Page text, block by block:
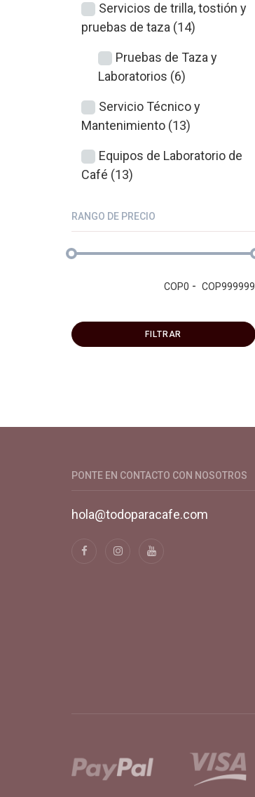
Servicios de trilla, tostión y
pruebas de taza (14)
Pruebas de Taza y
Laboratorios (6)
Servicio Técnico y
Mantenimiento (13)
Equipos de Laboratorio de
Café (13)
RANGO DE PRECIO
COP0 - COP999999
FILTRAR
PONTE EN CONTACTO CON NOSOTROS
hola@todoparacafe.com